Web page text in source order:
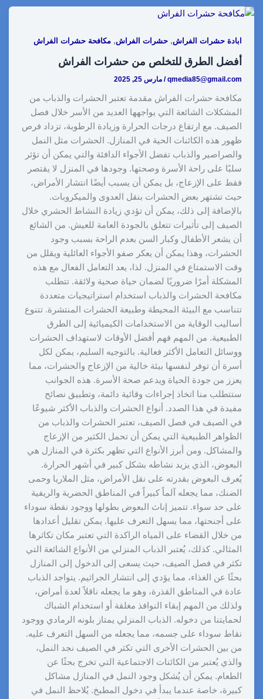
c
e
b
o
o
k
a
s
A
p
p
n
e
r
s
t
d
t
k
d
I
n
L
i
k
r
e
ابادة حشرات الفراش,حشرات الفراش,مكافحة حشرات الفراش
أفضل الطرق للتخلص من حشرات الفراش
qmedia85@gmail.com
/مارس 25, 2025
مكافحة حشرات الفراش مقدمة تعتبر الحشرات والذباب من
المشكلات الشائعة التي يواجهها العديد من الأسر خلال فصل
الصيف. مع ارتفاع درجات الحرارة وزيادة الرطوبة، تزداد فرص
ظهور هذه الكائنات الحية في المنازل. الحشرات مثل النمل
والصراصير والذباب تفضل الأجواء الدافئة والتي يمكن أن تؤثر
سلبًا على راحة الأسرة وصحتها. وجودها في المنزل لا يقتصر
فقط على الإزعاج، بل يمكن أن يسبب أيضًا انتشار الأمراض،
حيث تشتهر بعض الحشرات بنقل العدوى والميكروبات.
بالإضافة إلى ذلك، يمكن أن تؤدي زيادة النشاط الحشري خلال
الصيف إلى تأثيرات تتعلق بالجودة العامة للعيش. من الشائع
أن يشعر الأطفال وكبار السن بعدم الراحة بسبب وجود
الحشرات، وهذا يمكن أن يعكر صفو الأجواء العائلية ويقلل من
وقت الاستمتاع في المنزل. لذا، يعد التعامل الفعال مع هذه
المشكلة أمرًا ضروريًا لضمان حياة صحية ولائقة. تتطلب
مكافحة الحشرات والذباب استخدام استراتيجيات متعددة
تتناسب مع البيئة المحيطة وطبيعة الحشرات المنتشرة. تتنوع
أساليب الوقاية من الاستخدامات الكيميائية إلى الطرق
الطبيعية. من المهم فهم أفضل الأوقات لاستهداف الحشرات
ووسائل التعامل الأكثر فعالية. بالتوجيه السليم، يمكن لكل
أسرة أن توفر لنفسها بيئة خالية من الإزعاج والحشرات، مما
يعزز من جودة الحياة ويدعم صحة الأسرة. هذه الجوانب
ستتطلب منا اتخاذ إجراءات وقائية دائمة، وتطبيق نصائح
مفيدة في هذا الصدد. أنواع الحشرات والذباب الأكثر شيوعًا
في الصيف في فصل الصيف، تعتبر الحشرات والذباب من
الظواهر الطبيعية التي يمكن أن تحمل الكثير من الإزعاج
والمشاكل. ومن أبرز الأنواع التي تظهر بكثرة في المنازل هي
البعوض، الذي يزيد نشاطه بشكل كبير في أشهر الحرارة.
يُعرف البعوض بقدرته على نقل الأمراض، مثل الملاريا وحمى
الضنك، مما يجعله آلماً كبيراً في المناطق الحضرية والريفية
على حد سواء. تتميز إناث البعوض بطولها ووجود نقطة سوداء
على أجنحتها، مما يسهل التعرف عليها. يمكن تقليل أعدادها
من خلال القضاء على المياه الراكدة التي تعتبر مكان تكاثرها
المثالي. كذلك، يُعتبر الذباب المنزلي من الأنواع الشائعة التي
تكثر في فصل الصيف، حيث يسعى إلى الدخول إلى المنازل
بحثًا عن الغذاء، مما يؤدي إلى انتشار الجراثيم. يتواجد الذباب
عادة في المناطق القذرة، وهو ما يجعله ناقلاً لعدة أمراض،
ولذلك من المهم إبقاء النوافذ مغلقة أو استخدام الشباك
لحمايتنا من دخوله. الذباب المنزلي يمتاز بلونه الرمادي ووجود
نقاط سوداء على جسمه، مما يجعله من السهل التعرف عليه.
من بين الحشرات الأخرى التي تكثر في الصيف نجد النمل،
والذي يُعتبر من الكائنات الاجتماعية التي تخرج بحثًا عن
الطعام. يمكن أن يُشكل وجود النمل في المنازل مشاكل
كبيرة، خاصة عندما يبدأ في دخول المطبخ. يُلاحظ النمل في